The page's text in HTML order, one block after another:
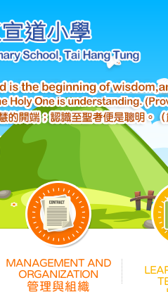
管理與組織